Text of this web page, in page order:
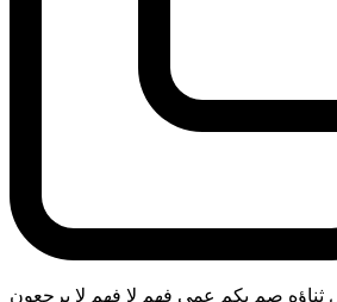
ثناؤه صم بكم عمي فهم لا فهم لا يرجعون